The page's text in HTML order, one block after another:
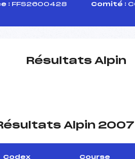
: FFS2600428 Comité :
Résultats Alpin
Alpin 2007
Codex Course